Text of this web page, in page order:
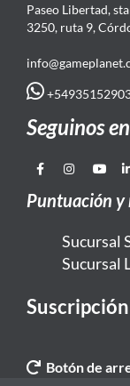
Paseo Libertad,
3250, ruta 9,
Seguinos
Puntuación y
Sucursal
Sucursal
Botón de